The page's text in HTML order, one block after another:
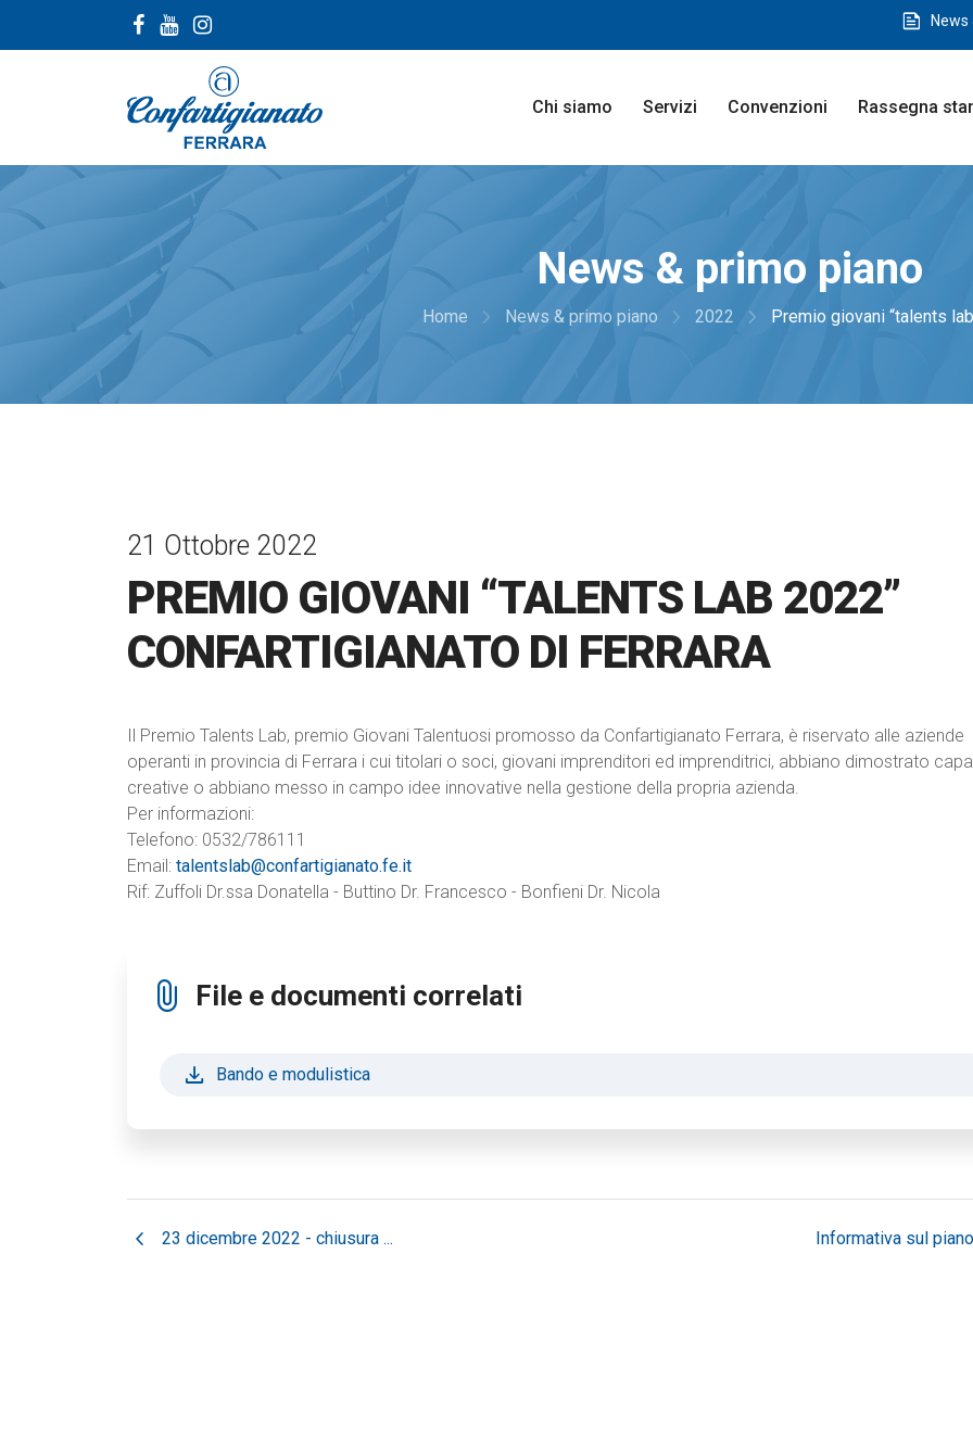
feed
Chi siamo Servizi Convenzioni Rassegna
News & primo piano
Home navigate_next News & primo piano navigate_next 2022 navigate_next Premio giovani “talents
21 Ottobre 2022
PREMIO GIOVANI “TALENTS LAB 2022”
CONFARTIGIANATO DI FERRARA
Il Premio Talents Lab, premio Giovani Talentuosi promosso da Confartigianato Ferrara, è riservato alle aziende
operanti in provincia di Ferrara i cui titolari o soci, giovani imprenditori ed imprenditrici, abbiano dimostrato
creative o abbiano messo in campo idee innovative nella gestione della propria azienda.
Per informazioni:
Telefono: 0532/786111
Email: talentslab@confartigianato.fe.it
Rif: Zuffoli Dr.ssa Donatella - Buttino Dr. Francesco - Bonfieni Dr. Nicola
attach_file File e documenti correlati
file_download Bando e modulistica
chevron_left 23 dicembre 2022 - chiusura ... Informativa sul piano